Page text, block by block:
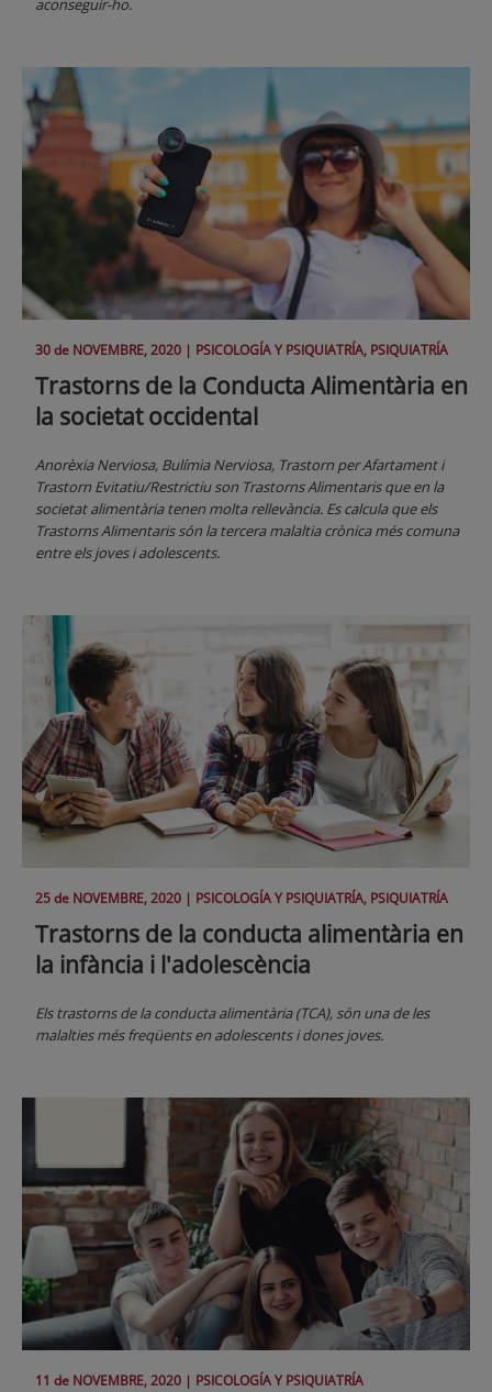
aconseguir-ho.
30 de NOVEMBRE, 2020 | PSICOLOGÍA Y PSIQUIATRÍA, PSIQUIATRÍA
Trastorns de la Conducta Alimentària en
la societat occidental
Anorèxia Nerviosa, Bulímia Nerviosa, Trastorn per Afartament i
Trastorn Evitatiu/Restrictiu son Trastorns Alimentaris que en la
societat alimentària tenen molta rellevància. Es calcula que els
Trastorns Alimentaris són la tercera malaltia crònica més comuna
entre els joves i adolescents.
25 de NOVEMBRE, 2020 | PSICOLOGÍA Y PSIQUIATRÍA, PSIQUIATRÍA
Trastorns de la conducta alimentària en
la infància i l'adolescència
Els trastorns de la conducta alimentària (TCA), són una de les
malalties més freqüents en adolescents i dones joves.
11 de NOVEMBRE, 2020 | PSICOLOGÍA Y PSIQUIATRÍA